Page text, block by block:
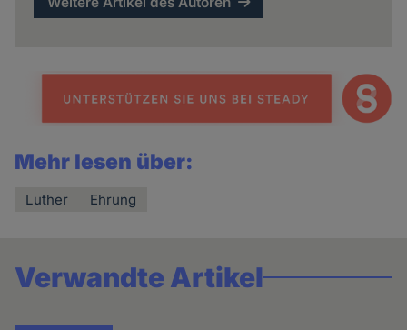
Mehr lesen über:
Luther Ehrung
Verwandte Artikel